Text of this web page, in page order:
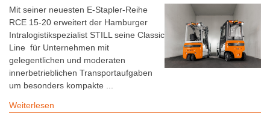
Mit seiner neuesten E-Stapler-Reihe
RCE 15-20 erweitert der Hamburger
Intralogistikspezialist STILL seine Classic
Line für Unternehmen mit
gelegentlichen und moderaten
innerbetrieblichen Transportaufgaben
um besonders kompakte ...
Weiterlesen